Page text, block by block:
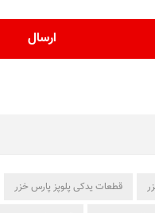
قطعات یدکی پلوپز پارس خزر